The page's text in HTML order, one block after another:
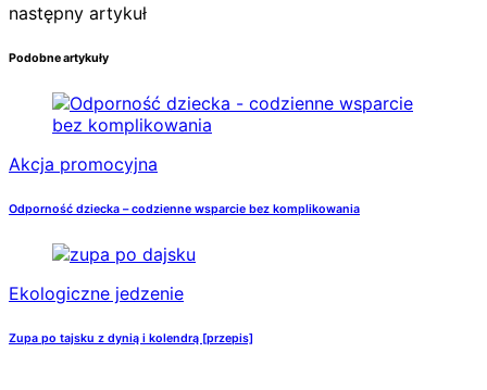
następny artykuł
Podobne artykuły
Akcja promocyjna
Odporność dziecka – codzienne wsparcie bez komplikowania
Ekologiczne jedzenie
Zupa po tajsku z dynią i kolendrą [przepis]